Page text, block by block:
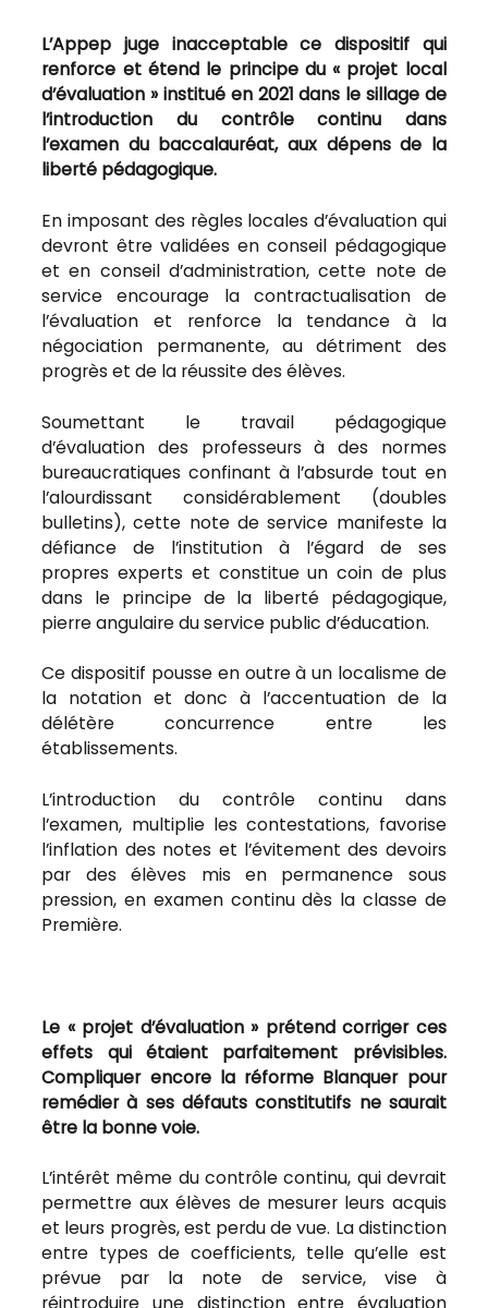
L’Appep juge inacceptable ce dispositif qui
renforce et étend le principe du « projet local
d’évaluation » institué en 2021 dans le sillage de
l’introduction du contrôle continu dans
l’examen du baccalauréat, aux dépens de la
liberté pédagogique.
En imposant des règles locales d’évaluation qui
devront être validées en conseil pédagogique
et en conseil d’administration, cette note de
service encourage la contractualisation de
l’évaluation et renforce la tendance à la
négociation permanente, au détriment des
progrès et de la réussite des élèves.
Soumettant le travail pédagogique
d’évaluation des professeurs à des normes
bureaucratiques confinant à l’absurde tout en
l’alourdissant considérablement (doubles
bulletins), cette note de service manifeste la
défiance de l’institution à l’égard de ses
propres experts et constitue un coin de plus
dans le principe de la liberté pédagogique,
pierre angulaire du service public d’éducation.
Ce dispositif pousse en outre à un localisme de
la notation et donc à l’accentuation de la
délétère concurrence entre les
établissements.
L’introduction du contrôle continu dans
l’examen, multiplie les contestations, favorise
l’inflation des notes et l’évitement des devoirs
par des élèves mis en permanence sous
pression, en examen continu dès la classe de
Première.
Le « projet d’évaluation » prétend corriger ces
effets qui étaient parfaitement prévisibles.
Compliquer encore la réforme Blanquer pour
remédier à ses défauts constitutifs ne saurait
être la bonne voie.
L’intérêt même du contrôle continu, qui devrait
permettre aux élèves de mesurer leurs acquis
et leurs progrès, est perdu de vue. La distinction
entre types de coefficients, telle qu’elle est
prévue par la note de service, vise à